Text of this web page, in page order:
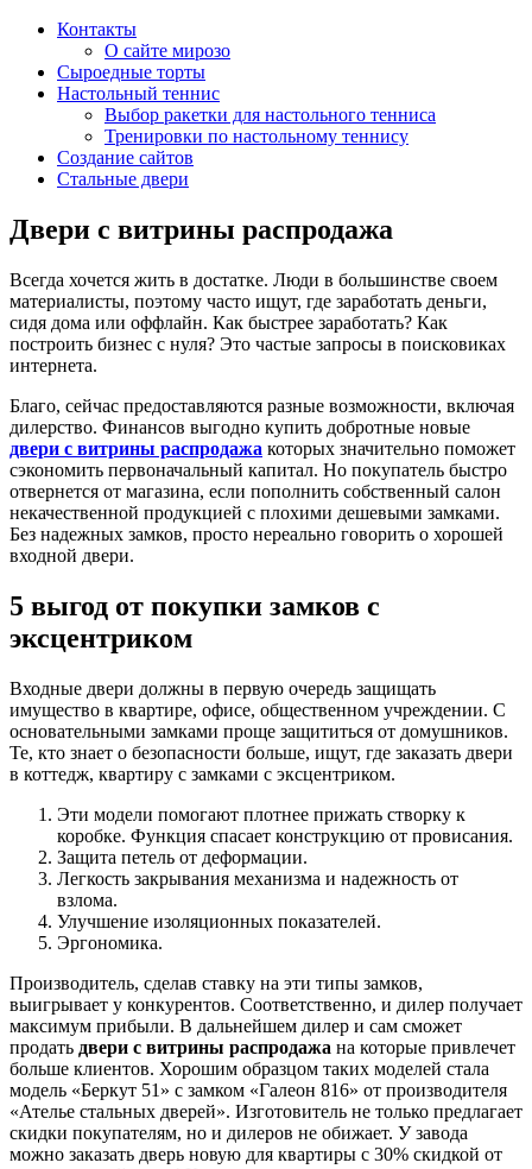
Контакты
О сайте мирозо
Сыроедные торты
Настольный теннис
Выбор ракетки для настольного тенниса
Тренировки по настольному теннису
Создание сайтов
Стальные двери
Двери с витрины распродажа
Всегда хочется жить в достатке. Люди в большинстве своем
материалисты, поэтому часто ищут, где заработать деньги,
сидя дома или оффлайн. Как быстрее заработать? Как
построить бизнес с нуля? Это частые запросы в поисковиках
интернета.
Благо, сейчас предоставляются разные возможности, включая
дилерство. Финансов выгодно купить добротные новые
двери с витрины распродажа которых значительно поможет
сэкономить первоначальный капитал. Но покупатель быстро
отвернется от магазина, если пополнить собственный салон
некачественной продукцией с плохими дешевыми замками.
Без надежных замков, просто нереально говорить о хорошей
входной двери.
5 выгод от покупки замков с
эксцентриком
Входные двери должны в первую очередь защищать
имущество в квартире, офисе, общественном учреждении. С
основательными замками проще защититься от домушников.
Те, кто знает о безопасности больше, ищут, где заказать двери
в коттедж, квартиру с замками с эксцентриком.
Эти модели помогают плотнее прижать створку к
коробке. Функция спасает конструкцию от провисания.
Защита петель от деформации.
Легкость закрывания механизма и надежность от
взлома.
Улучшение изоляционных показателей.
Эргономика.
Производитель, сделав ставку на эти типы замков,
выигрывает у конкурентов. Соответственно, и дилер получает
максимум прибыли. В дальнейшем дилер и сам сможет
продать двери с витрины распродажа на которые привлечет
больше клиентов. Хорошим образцом таких моделей стала
модель «Беркут 51» с замком «Галеон 816» от производителя
«Ателье стальных дверей». Изготовитель не только предлагает
скидки покупателям, но и дилеров не обижает. У завода
можно заказать дверь новую для квартиры с 30% скидкой от